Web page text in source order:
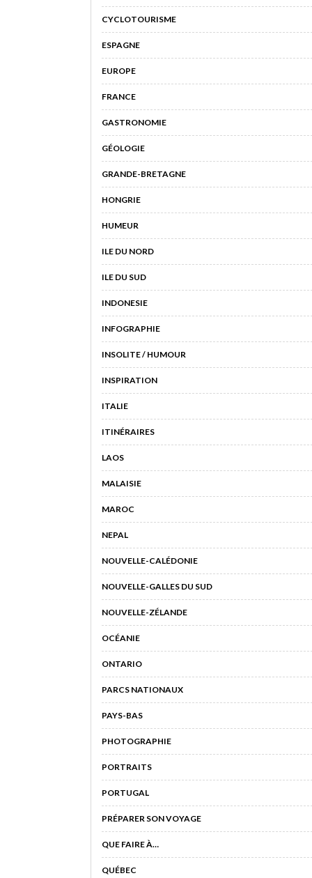
CYCLOTOURISME
ESPAGNE
EUROPE
FRANCE
GASTRONOMIE
GÉOLOGIE
GRANDE-BRETAGNE
HONGRIE
HUMEUR
ILE DU NORD
ILE DU SUD
INDONESIE
INFOGRAPHIE
INSOLITE / HUMOUR
INSPIRATION
ITALIE
ITINÉRAIRES
LAOS
MALAISIE
MAROC
NEPAL
NOUVELLE-CALÉDONIE
NOUVELLE-GALLES DU SUD
NOUVELLE-ZÉLANDE
OCÉANIE
ONTARIO
PARCS NATIONAUX
PAYS-BAS
PHOTOGRAPHIE
PORTRAITS
PORTUGAL
PRÉPARER SON VOYAGE
QUE FAIRE À…
QUÉBEC